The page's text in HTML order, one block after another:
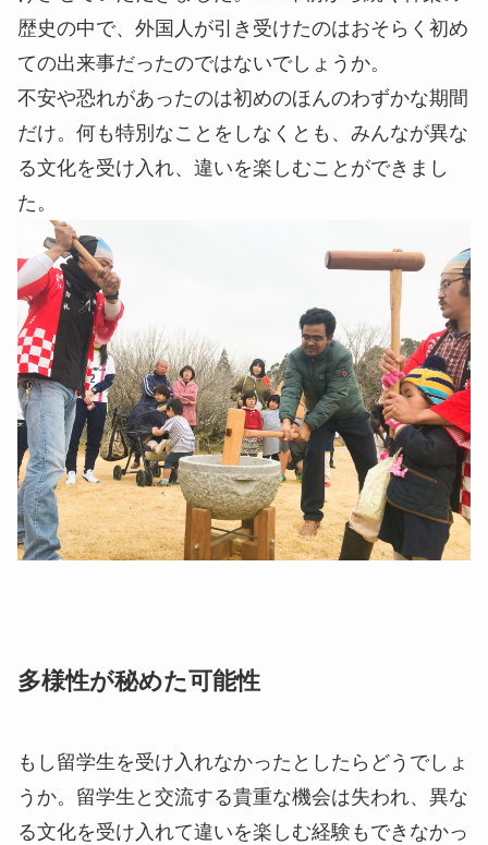
歴史の中で、外国人が引き受けたのはおそらく初め
ての出来事だったのではないでしょうか。
不安や恐れがあったのは初めのほんのわずかな期間
だけ。何も特別なことをしなくとも、みんなが異な
る文化を受け入れ、違いを楽しむことができまし
た。
多様性が秘めた可能性
もし留学生を受け入れなかったとしたらどうでしょ
うか。留学生と交流する貴重な機会は失われ、異な
る文化を受け入れて違いを楽しむ経験もできなかっ